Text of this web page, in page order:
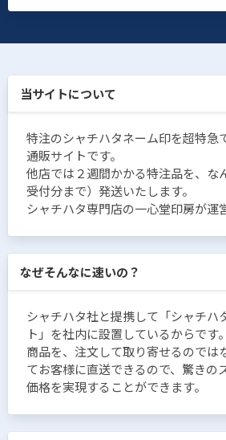
当サイトについて
特注のシャチハタネーム印を超特急
通販サイトです。
他店では２週間かかる特注品を、な
受付分まで）発送いたします。
シャチハタ専門店の一心堂印房が運
なぜそんなに速いの？
シャチハタ社と提携して「シャチハ
ト」を社内に設置しているからです。
商品を、注文して取り寄せるのでは
てお客様に直送できるので、驚きの
価格を実現することができます。